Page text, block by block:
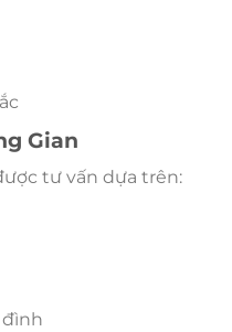
Gian
tư vấn dựa trên:
đình